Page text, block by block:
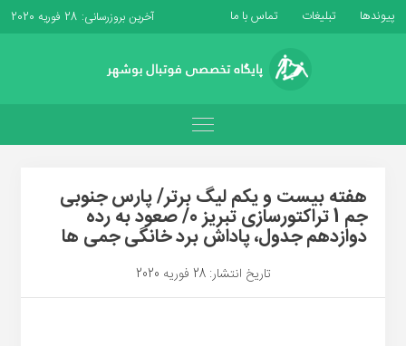
پیوندها تبلیغات تماس با ما آخرین بروزرسانی: 28 فوریه 2020
هفته بیست و یکم لیگ برتر/ پارس جنوبی
جم 1 تراکتورسازی تبریز 0/ صعود به رده
دوازدهم جدول، پاداش برد خانگی جمی ها
تاریخ انتشار: 28 فوریه 2020